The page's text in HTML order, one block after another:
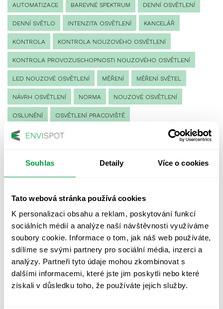
Souhlas Detaily Více o cookies
Tato webová stránka používá cookies
K personalizaci obsahu a reklam, poskytování funkcí
sociálních médií a analýze naší návštěvnosti využíváme
soubory cookie. Informace o tom, jak náš web používáte,
sdílíme se svými partnery pro sociální média, inzerci a
analýzy. Partneři tyto údaje mohou zkombinovat s
dalšími informacemi, které jste jim poskytli nebo které
získali v důsledku toho, že používáte jejich služby.
AUTOMATIZACE BAREVNÉ SPEKTRUM DENNÍ OSVĚTLENÍ
DENNÍ SVĚTLO INTENZITA OSVĚTLENÍ KANCELÁŘ
KONTROLA KONTROLA NOUZOVÉHO OSVĚTLENÍ
KONTROLA PROVOZUSCHOPNOSTI NOUZOVÉHO OSVĚTLENÍ
LED NOUZOVÉ OSVĚTLENÍ MĚŘENÍ MĚŘENÍ SVĚTEL
NÁVRH OSVĚTLENÍ NORMA NOUZOVÉ OSVĚTLENÍ
OSLUNĚNÍ OSVĚTLENÍ PRACOVIŠTĚ
OSVĚTLENÍ PŘECHODŮ PRO CHODCE
UMĚLÉ OSVĚTLENÍ VEŘEJNÉ OSVĚTLENÍ
VÝPOČTY A NÁVRHY ZASTÍNĚNÍ
ZKOUŠKY NOUZOVÉHO OSVĚTLENÍ